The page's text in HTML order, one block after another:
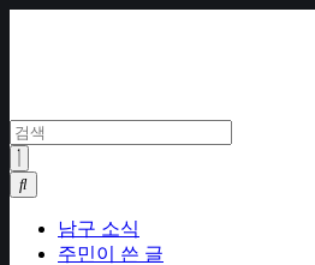
남구 소식
주민이 쓴 글